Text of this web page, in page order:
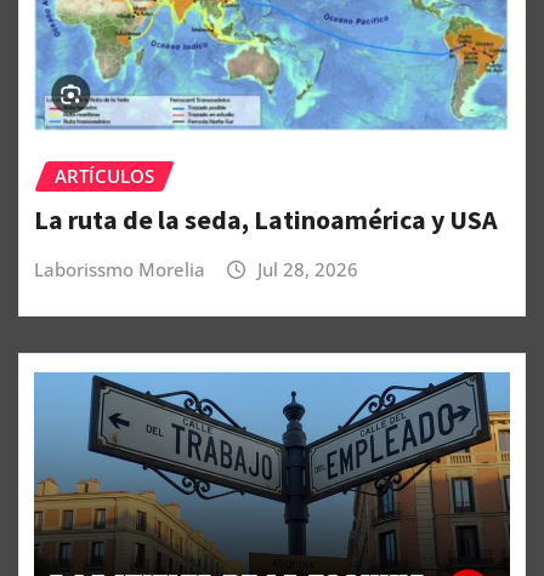
ARTÍCULOS
La ruta de la seda, Latinoamérica y USA
Laborissmo Morelia Jul 28, 2026